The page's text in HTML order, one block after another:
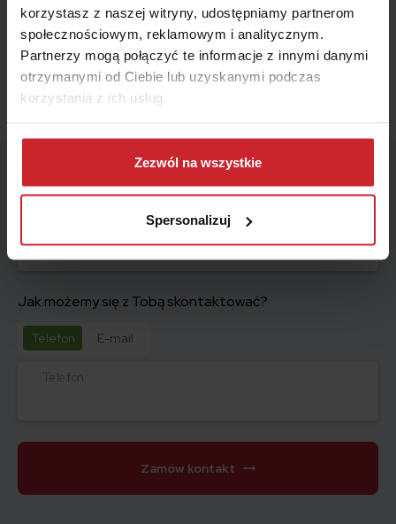
korzystasz z naszej witryny, udostępniamy partnerom
społecznościowym, reklamowym i analitycznym.
Partnerzy mogą połączyć te informacje z innymi danymi
otrzymanymi od Ciebie lub uzyskanymi podczas
korzystania z ich usług.
Dowiedz się więcej na temat tego, kim jesteśmy, jak
można się z nami skontaktować i w jaki sposób
przetwarzamy dane osobowe w ramachPolityki
Zezwól na wszystkie
Spersonalizuj
Piotr Jarzynka
Ekspert ds. ubezpieczeń
Wskaż miesiąc końca polisy – zagwarantujemy Ci ofertę
z najniższą ceną.
Jak możemy się z Tobą skontaktować?
Telefon E-mail
Telefon
Zamów kontakt